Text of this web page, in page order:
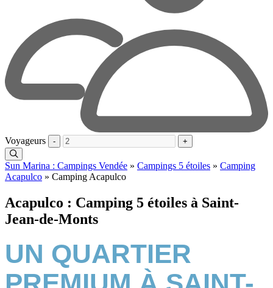
Voyageurs - +
Sun Marina : Campings Vendée » Campings 5 étoiles » Camping
Acapulco » Camping Acapulco
Acapulco : Camping 5 étoiles à Saint-
Jean-de-Monts
UN QUARTIER